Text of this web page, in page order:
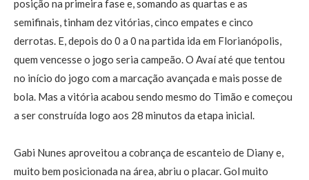
posição na primeira fase e, somando as quartas e as
semifinais, tinham dez vitórias, cinco empates e cinco
derrotas. E, depois do 0 a 0 na partida ida em Florianópolis,
quem vencesse o jogo seria campeão. O Avaí até que tentou
no início do jogo com a marcação avançada e mais posse de
bola. Mas a vitória acabou sendo mesmo do Timão e começou
a ser construída logo aos 28 minutos da etapa inicial.
Gabi Nunes aproveitou a cobrança de escanteio de Diany e,
muito bem posicionada na área, abriu o placar. Gol muito